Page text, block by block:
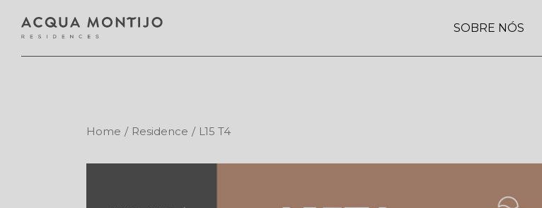
SOBRE NÓS
Home Residence L15 T4